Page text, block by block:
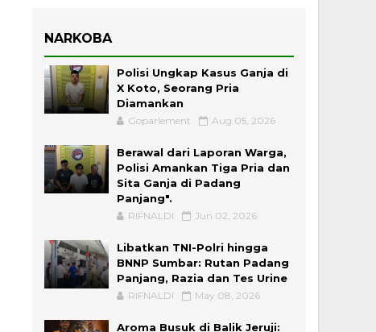
NARKOBA
Polisi Ungkap Kasus Ganja di
X Koto, Seorang Pria
Diamankan
Goparlement Aug 05, 2026
Berawal dari Laporan Warga,
Polisi Amankan Tiga Pria dan
Sita Ganja di Padang
Panjang".
RIFNALDI Jun 02, 2026
Libatkan TNI-Polri hingga
BNNP Sumbar: Rutan Padang
Panjang, Razia dan Tes Urine
RIFNALDI May 08, 2026
Aroma Busuk di Balik Jeruji: